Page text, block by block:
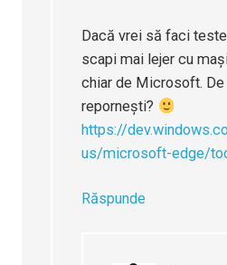
Dacă vrei să faci
scapi mai lejer cu
chiar de Microsoft.
repornești?
https://
us/microsoft-edge/
Răspunde